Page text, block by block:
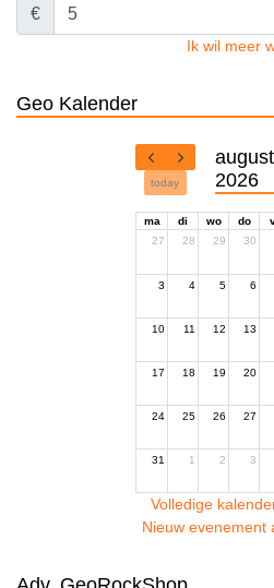
€
Ik wil meer
Geo Kalender
today
2026
ma di wo do
27
28 29 30
3 4 5 6
10 11 12 13
17 18 19 20
24 25 26 27
31 1 2 3
Volledige
Nieuw evenement